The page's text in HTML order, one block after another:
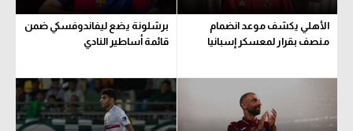
الأهلي يكشف موعد انضمام
منصف بقرار لمعسكر إسبانيا
برشلونة يضع ليفاندوفسكي ضمن
قائمة أساطير النادي